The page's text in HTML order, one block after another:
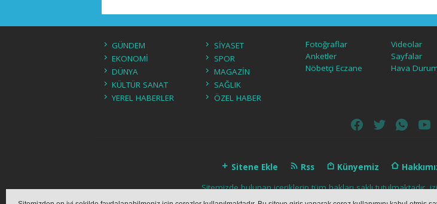
GÜNDEM
SİYASET
EKONOMİ
SPOR
DÜNYA
MAGAZİN
KÜLTÜR SANAT
SAĞLIK
YEREL HABERLER
ÖZEL HABER
Fotoğraflar Videolar
Anketler
Sayfalar
Nöbetçi Eczane
Hava
Sitene Ekle Rss Künyemiz
Sitemizde bulunan içeriklerin tüm hakları saklı tutulmaktadır,